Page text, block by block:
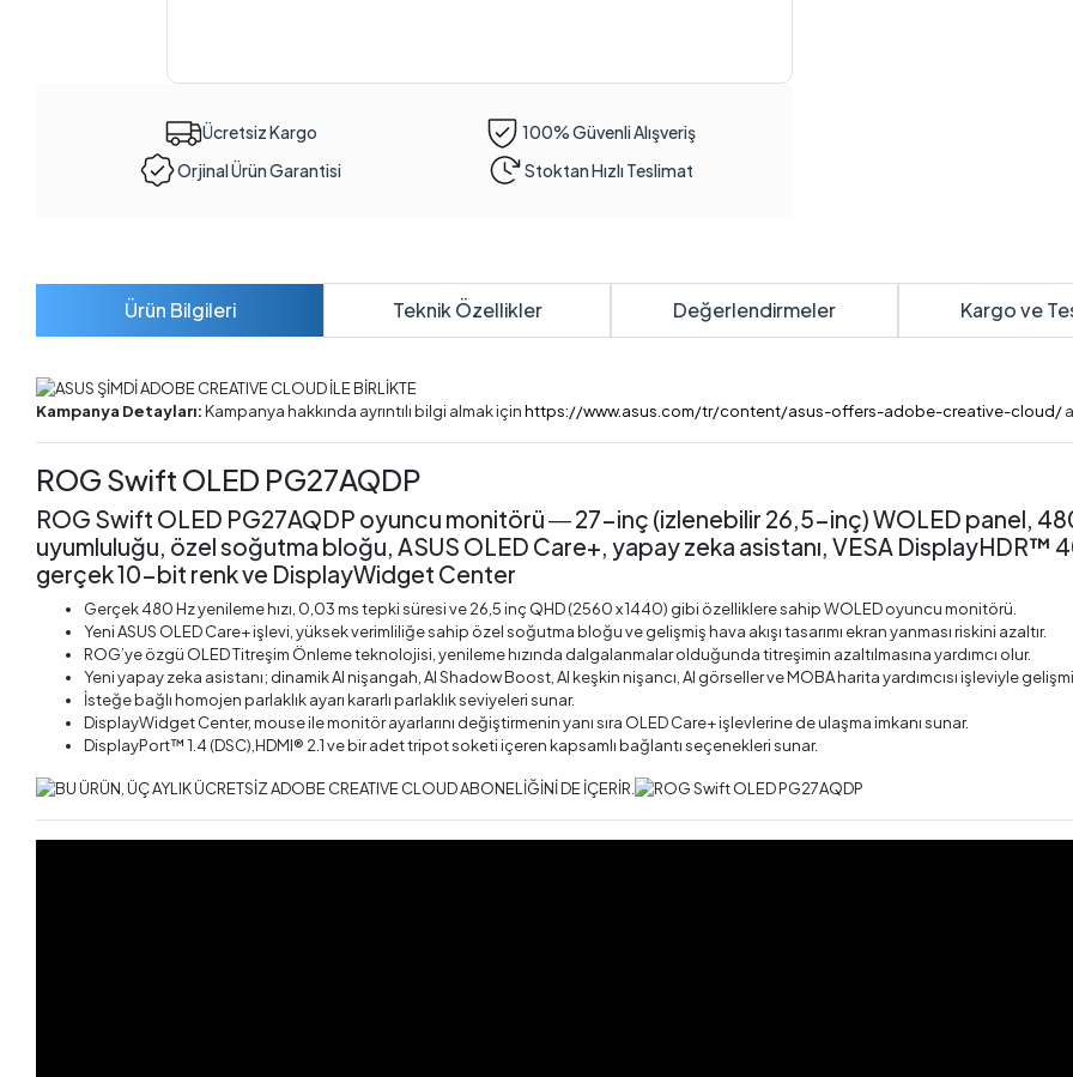
Ücretsiz Kargo
100% Güvenli Alışveriş
Orjinal Ürün Garantisi
Stoktan Hızlı Teslimat
Ürün Bilgileri Teknik Özellikler Değerlendirmeler Kargo ve
Kampanya Detayları:Kampanya hakkında ayrıntılı bilgi almak içinhttps://www.asus.com/tr/content/asus-offers-adobe-creative-cloud/
ROG Swift OLED PG27AQDP
ROG Swift OLED PG27AQDP oyuncu monitörü ― 27-inç (izlenebilir 26,5-inç) WOLED panel,
uyumluluğu, özel soğutma bloğu, ASUS OLED Care+, yapay zeka asistanı, VESA DisplayHDR™
gerçek 10-bit renk ve DisplayWidget Center
Gerçek 480 Hz yenileme hızı, 0,03 ms tepki süresi ve 26,5 inç QHD (2560 x 1440) gibi özelliklere sahip WOLED oyuncu monitörü.
Yeni ASUS OLED Care+ işlevi, yüksek verimliliğe sahip özel soğutma bloğu ve gelişmiş hava akışı tasarımı ekran yanması riskini azaltır.
ROG’ye özgü OLED Titreşim Önleme teknolojisi, yenileme hızında dalgalanmalar olduğunda titreşimin azaltılmasına yardımcı olur.
Yeni yapay zeka asistanı; dinamik AI nişangah, AI Shadow Boost, AI keşkin nişancı, AI görseller ve MOBA harita yardımcısı işleviyle
İsteğe bağlı homojen parlaklık ayarı kararlı parlaklık seviyeleri sunar.
DisplayWidget Center, mouse ile monitör ayarlarını değiştirmenin yanı sıra OLED Care+ işlevlerine de ulaşma imkanı sunar.
DisplayPort™ 1.4 (DSC),HDMI® 2.1 ve bir adet tripot soketi içeren kapsamlı bağlantı seçenekleri sunar.